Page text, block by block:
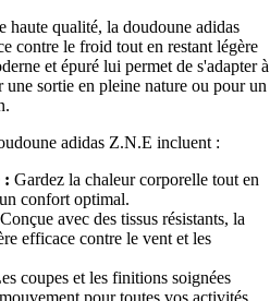
haute qualité, la doudoune adidas
contre le froid tout en restant légère
et épuré lui permet de s'adapter à
une sortie en pleine nature ou pour un
adidas Z.N.E incluent :
: Gardez la chaleur corporelle tout en
confort optimal.
Conçue avec des tissus résistants, la
efficace contre le vent et les
coupes et les finitions soignées